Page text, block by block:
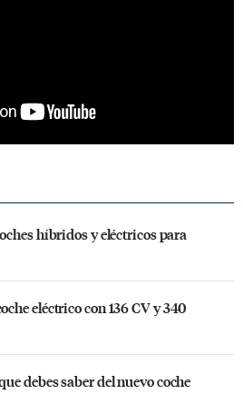
híbridos y eléctricos para
eléctrico con 136 CV y 340
debes saber del nuevo coche